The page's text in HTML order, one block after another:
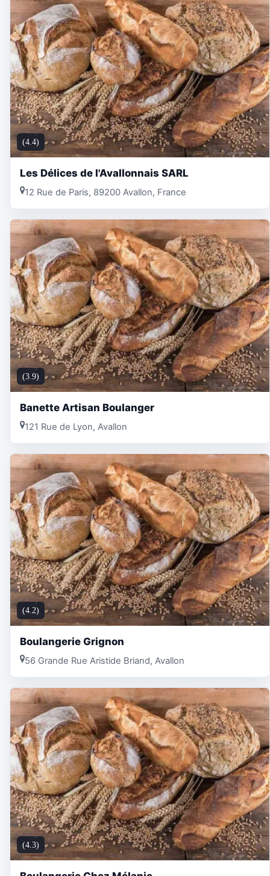
(4.4)
Les Délices de l'Avallonnais SARL
12 Rue de Paris, 89200 Avallon, France
(3.9)
Banette Artisan Boulanger
121 Rue de Lyon, Avallon
(4.2)
Boulangerie Grignon
56 Grande Rue Aristide Briand, Avallon
(4.3)